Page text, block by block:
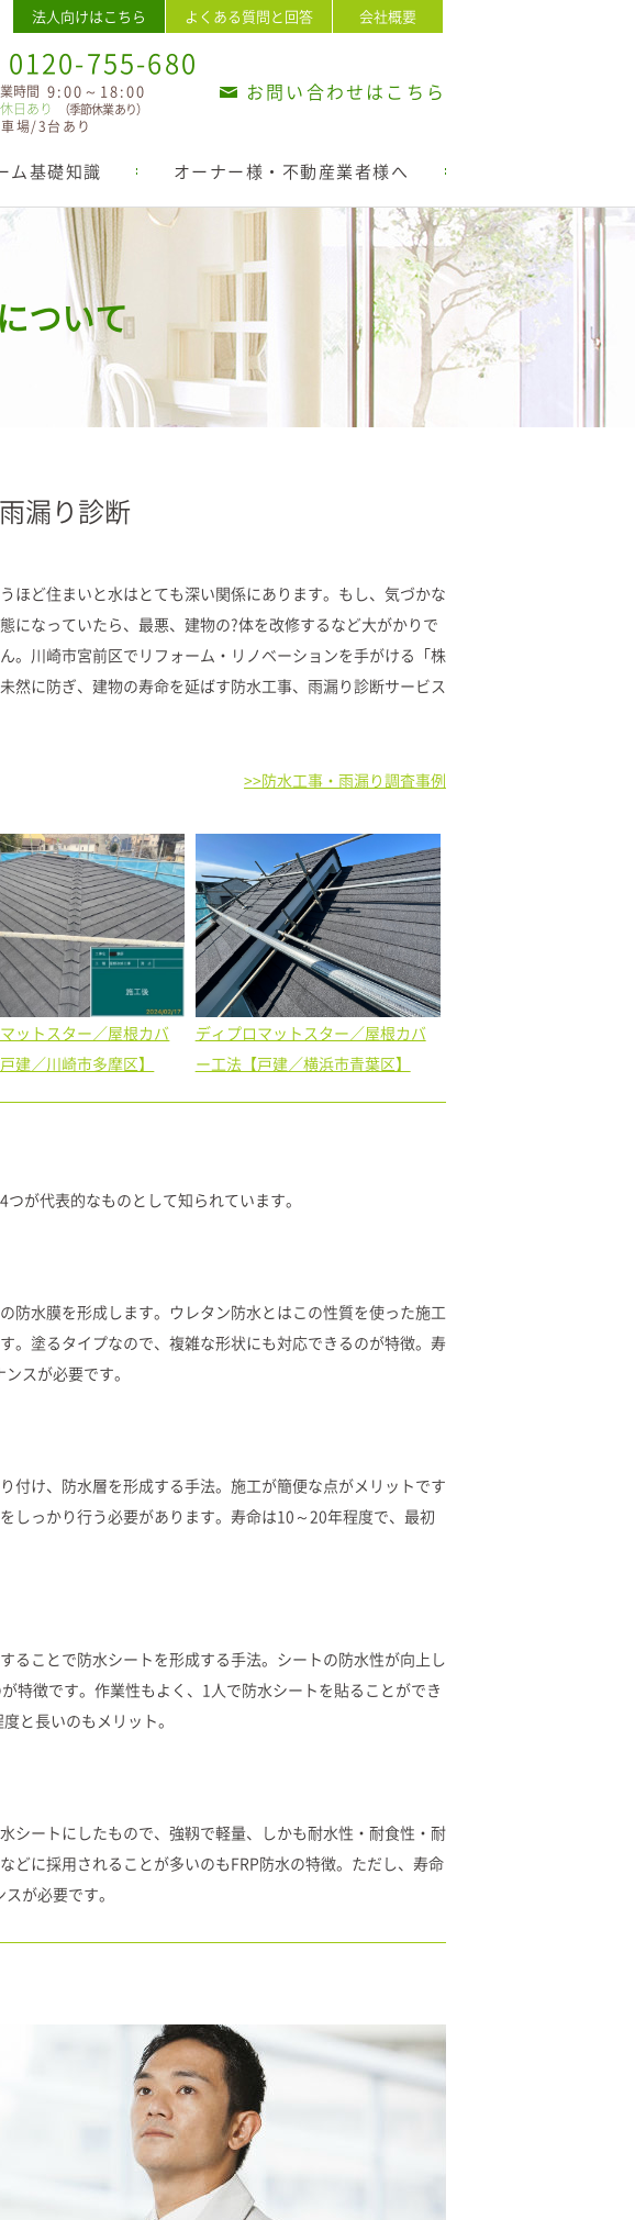
法人向けはこちら よくある質問と回答 会社概要
0120-755-680
時間 9:00～18:00
日あり （季節休業あり）
場/3台あり
お問い合わせはこちら
ム基礎知識 オーナー様・不動産業者様へ
ついて
雨漏り診断
ほど住まいと水はとても深い関係にあります。もし、気づかな
になっていたら、最悪、建物の?体を改修するなど大がかりで
。川崎市宮前区でリフォーム・リノベーションを手がける「株
然に防ぎ、建物の寿命を延ばす防水工事、雨漏り診断サービス
>>防水工事・雨漏り調査事例
ットスター／屋根カバ
建／川崎市多摩区】
ディプロマットスター／屋根カバ
ー工法【戸建／横浜市青葉区】
が代表的なものとして知られています。
防水膜を形成します。ウレタン防水とはこの性質を使った施工
。塗るタイプなので、複雑な形状にも対応できるのが特徴。寿
スが必要です。
付け、防水層を形成する手法。施工が簡便な点がメリットです
しっかり行う必要があります。寿命は10～20年程度で、最初
ることで防水シートを形成する手法。シートの防水性が向上し
特徴です。作業性もよく、1人で防水シートを貼ることができ
と長いのもメリット。
シートにしたもので、強靱で軽量、しかも耐水性・耐食性・耐
どに採用されることが多いのもFRP防水の特徴。ただし、寿命
が必要です。